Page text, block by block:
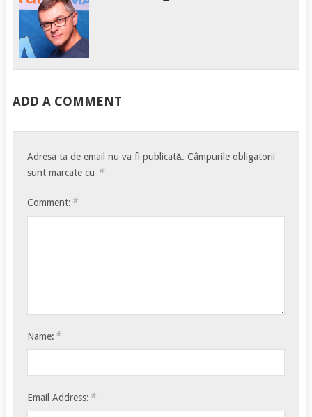
ADD A COMMENT
Adresa ta de email nu va fi publicată. Câmpurile obligatorii
sunt marcate cu *
Comment: *
Name: *
Email Address: *